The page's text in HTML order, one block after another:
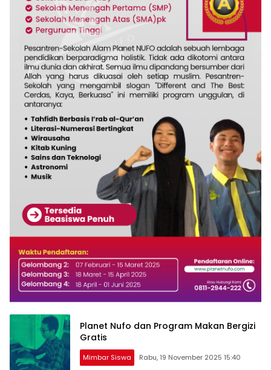
Planet Nufo dan Program Makan Bergizi
Gratis
Mimbar Siswa Rabu, 19 November 2025 15:40